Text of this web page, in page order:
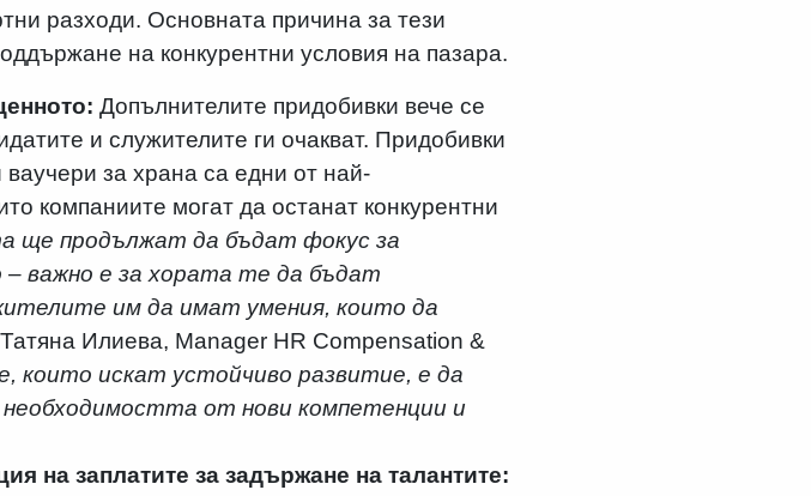
разходи. Основната причина за тези
на конкурентни условия на пазара.
Допълнителите придобивки вече се
и служителите ги очакват. Придобивки
ваучери за храна са едни от най-
компаниите могат да останат конкурентни
ще продължат да бъдат фокус за
важно е за хората те да бъдат
им да имат умения, които да
Илиева, Manager HR Compensation &
които искат устойчиво развитие, е да
от нови компетенции и
на заплатите за задържане на талантите: